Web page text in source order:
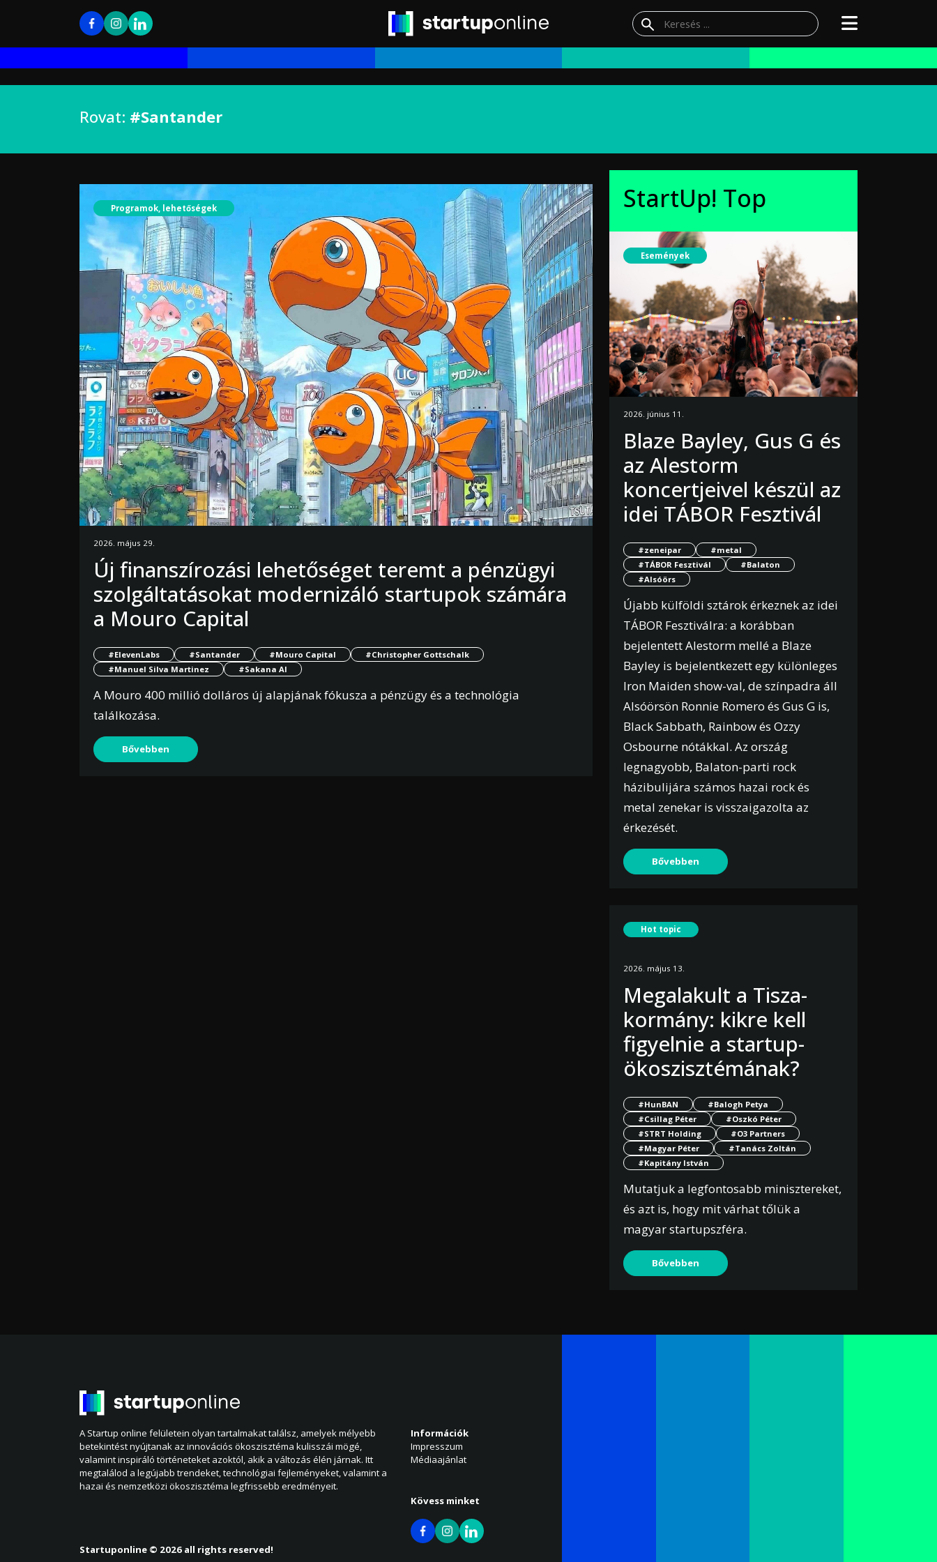
Rovat: #Santander
Programok, lehetőségek
2026. május 29.
Új finanszírozási lehetőséget teremt a pénzügyi
szolgáltatásokat modernizáló startupok számára
a Mouro Capital
#ElevenLabs #Santander #Mouro Capital
#Christopher Gottschalk
#Manuel Silva Martinez
#Sakana AI
A Mouro 400 millió dolláros új alapjának fókusza a pénzügy és a technológia
találkozása.
Bővebben
StartUp! Top
Események
2026. június 11.
Blaze Bayley, Gus G és
az Alestorm
koncertjeivel készül az
idei TÁBOR Fesztivál
#zeneipar
#metal
#TÁBOR Fesztivál
#Balaton
#Alsóörs
Újabb külföldi sztárok érkeznek az idei
TÁBOR Fesztiválra: a korábban
bejelentett Alestorm mellé a Blaze
Bayley is bejelentkezett egy különleges
Iron Maiden show-val, de színpadra áll
Alsóörsön Ronnie Romero és Gus G is,
Black Sabbath, Rainbow és Ozzy
Osbourne nótákkal. Az ország
legnagyobb, Balaton-parti rock
házibulijára számos hazai rock és
metal zenekar is visszaigazolta az
érkezését.
Bővebben
Hot topic
2026. május 13.
Megalakult a Tisza-
kormány: kikre kell
figyelnie a startup-
ökoszisztémának?
#HunBAN
#Balogh Petya
#Csillag Péter
#Oszkó Péter
#STRT Holding
#O3 Partners
#Magyar Péter
#Tanács Zoltán
#Kapitány István
Mutatjuk a legfontosabb minisztereket,
és azt is, hogy mit várhat tőlük a
magyar startupszféra.
Bővebben
A Startup online felületein olyan tartalmakat találsz, amelyek mélyebb
betekintést nyújtanak az innovációs ökoszisztéma kulisszái mögé,
valamint inspiráló történeteket azoktól, akik a változás élén járnak. Itt
megtalálod a legújabb trendeket, technológiai fejleményeket, valamint a
hazai és nemzetközi ökoszisztéma legfrissebb eredményeit.
Információk
Impresszum
Médiaajánlat
Kövess minket
Startuponline © 2026 all rights reserved!